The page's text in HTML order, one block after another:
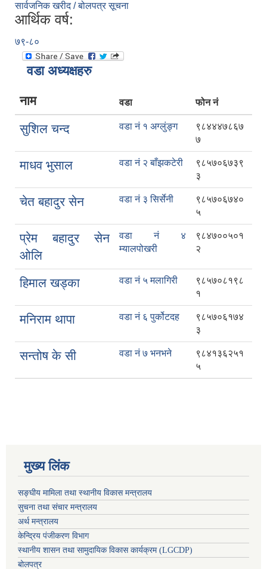
सार्वजनिक खरीद / बोलपत्र सूचना
आर्थिक वर्ष:
७९-८०
वडा अध्यक्षहरु
नाम वडा फोन नं
सुशिल चन्द वडा नं १ अग्लुंङ्ग
९८४४४७८६७
७
माधव भुसाल वडा नं २ बाँझकटेरी
९८५७०६७३९
३
चेत बहादुर सेन वडा नं ३ सिर्सेनी
९८५७०६७४०
५
प्रेम बहादुर सेन
ओलि
वडा नं ४
म्यालपोखरी
९८४७००५०१
२
हिमाल खड्का वडा नं ५ मलागिरी
९८५७०८१९८
१
मनिराम थापा वडा नं ६ पुर्कोटदह
९८५७०६१७४
३
सन्तोष के सी वडा नं ७ भनभने
९८४१३६२५१
५
मुख्य लिंक
सङ्घीय मामिला तथा स्थानीय विकास मन्त्रालय
सुचना तथा संचार मन्त्रालय
अर्थ मन्त्रालय
केन्द्रिय पंजीकरण विभाग
स्थानीय शासन तथा सामुदायिक विकास कार्यक्रम (LGCDP)
बोलपत्र